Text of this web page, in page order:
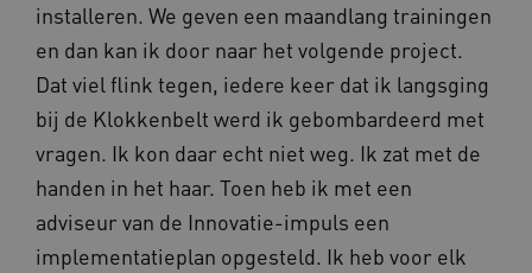
installeren. We geven een maandlang trainingen
en dan kan ik door naar het volgende project.
Dat viel flink tegen, iedere keer dat ik langsging
bij de Klokkenbelt werd ik gebombardeerd met
vragen. Ik kon daar echt niet weg. Ik zat met de
handen in het haar. Toen heb ik met een
adviseur van de Innovatie-impuls een
implementatieplan opgesteld. Ik heb voor elk
UMB_SESSION www.kennispleingehandicaptensector.nl